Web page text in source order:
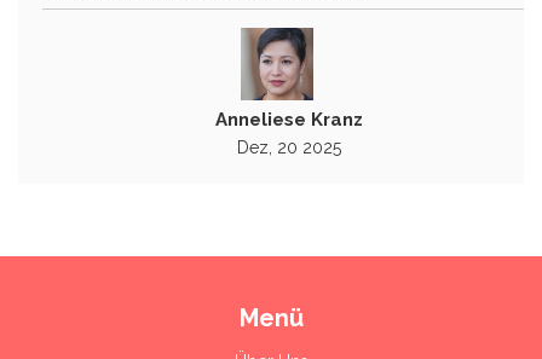
Anneliese Kranz
Dez, 20 2025
Menü